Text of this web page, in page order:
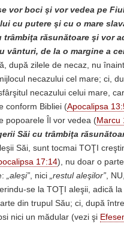
vor boci şi vor vedea pe
cu putere şi cu o mare
trâmbiţa răsunătoare şi vor
vânturi, de la o margine a
după zilele de necaz, nu
necazului cel mare; ci,
necazului celui mare,
conform Bibliei (Apocalipsa
popoarele Îl vor vedea (Marcu
Săi cu trâmbiţa
Săi, sunt tocmai TOŢI
17:14), nu doar o
„aleşi” , nici „restul aleşilor” ,
se la TOŢI aleşii, adică
din trupul Său; ci, după
nici un mădular (vezi şi